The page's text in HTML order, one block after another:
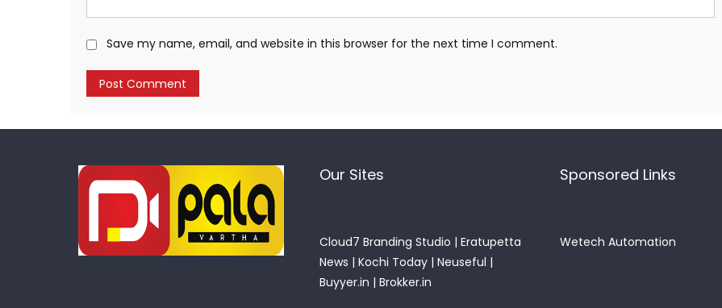
Save my name, email, and website in this browser for the next time I comment.
Our Sites
Cloud7 Branding Studio | Eratupetta
News | Kochi Today | Neuseful |
Buyyer.in | Brokker.in
Sponsored Links
Wetech Automation